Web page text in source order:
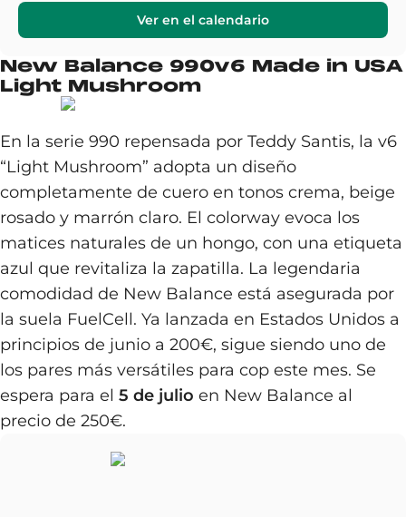
Ver en el calendario
New Balance 990v6 Made in USA
Light Mushroom
En la serie 990 repensada por Teddy Santis, la v6
“Light Mushroom” adopta un diseño
completamente de cuero en tonos crema, beige
rosado y marrón claro. El colorway evoca los
matices naturales de un hongo, con una etiqueta
azul que revitaliza la zapatilla. La legendaria
comodidad de New Balance está asegurada por
la suela FuelCell. Ya lanzada en Estados Unidos a
principios de junio a 200€, sigue siendo uno de
los pares más versátiles para cop este mes. Se
espera para el 5 de julio en New Balance al
precio de 250€.